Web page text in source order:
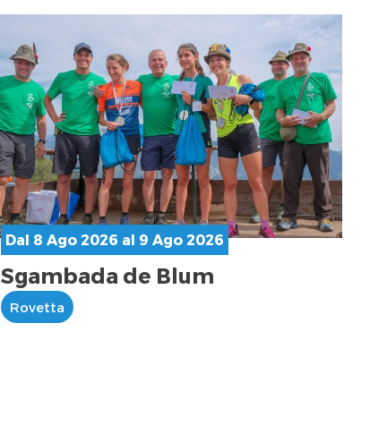
Dal 8 Ago 2026 al 9 Ago 2026
Sgambada de Blum
Rovetta